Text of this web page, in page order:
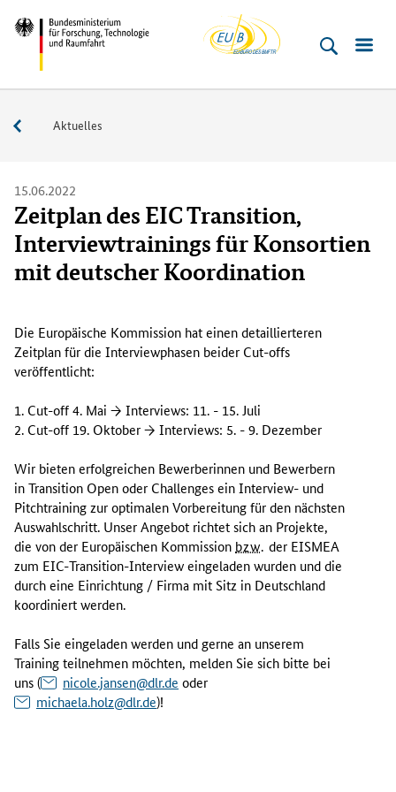
Direkt
zum
Inhalt
(Eingabetaste)
Direkt
zum
Hauptmenu
(Eingabetaste)
Direkt
zur
Suche
(Eingabetaste)
Direkt
zur
Fußleiste
(Enter)
Bundesministerium
Technologie
Buero
Service
Aktuelles
15.06.2022
Zeitplan des EIC Transition,
Interviewtrainings für Konsortien
mit deutscher Koordination
i
e
E
r
o
ä
i
s
c
h
e
K
o
m
i
s
s
Die Europäische Kommission hat einen detaillierteren
Zeitplan für die Interviewphasen beider Cut-offs
veröffentlicht:
1. Cut-off4. Mai → Interviews: 11. - 15. Juli
2. Cut-off 19. Oktober → Interviews: 5. - 9. Dezember
Wir bieten erfolgreichen Bewerberinnen und Bewerbern
inTransition Openoder Challengesein Interview- und
Pitchtraining zur optimalen Vorbereitung für den nächsten
Auswahlschritt. Unser Angebot richtet sich an Projekte,
die von der Europäischen Kommission bzw. der EISMEA
zum EIC-Transition-Interview eingeladen wurden und die
durch eine Einrichtung / Firma mit Sitz in Deutschland
koordiniert werden.
Falls Sie eingeladen werden und gerne an unserem
Training teilnehmen möchten, melden Sie sich bitte bei
uns (
nicole.jansen@dlr.de oder
michaela.holz@dlr.de)!